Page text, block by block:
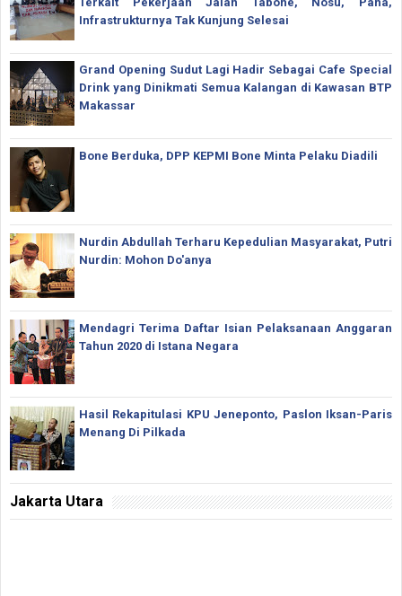
Infrastrukturnya Tak Kunjung Selesai
Grand Opening Sudut Lagi Hadir Sebagai Cafe Special
Drink yang Dinikmati Semua Kalangan di Kawasan BTP
Makassar
Bone Berduka, DPP KEPMI Bone Minta Pelaku Diadili
Nurdin Abdullah Terharu Kepedulian Masyarakat, Putri
Nurdin: Mohon Do'anya
Mendagri Terima Daftar Isian Pelaksanaan Anggaran
Tahun 2020 di Istana Negara
Hasil Rekapitulasi KPU Jeneponto, Paslon Iksan-Paris
Menang Di Pilkada
Jakarta Utara